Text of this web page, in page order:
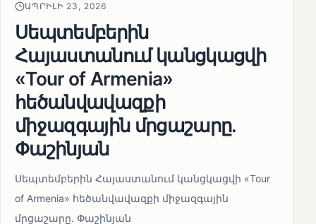
ԱՊՐԻԼԻ 23, 2026
Սեպտեմբերին
Հայաստանում կանցկացվի
«Tour of Armenia»
հեծանվավազքի
միջազգային մրցաշարը.
Փաշինյան
Սեպտեմբերին Հայաստանում կանցկացվի «Tour
of Armenia» հեծանվավազքի միջազգային
մրցաշարը. Փաշինյան